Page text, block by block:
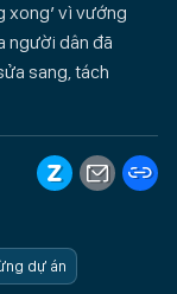
xong’ vì vướng
người dân đã
sang, tách
dự án